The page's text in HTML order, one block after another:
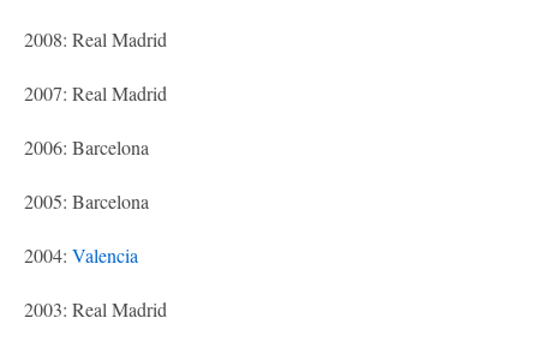
2008: Real Madrid
2007: Real Madrid
2006: Barcelona
2005: Barcelona
2004: Valencia
2003: Real Madrid